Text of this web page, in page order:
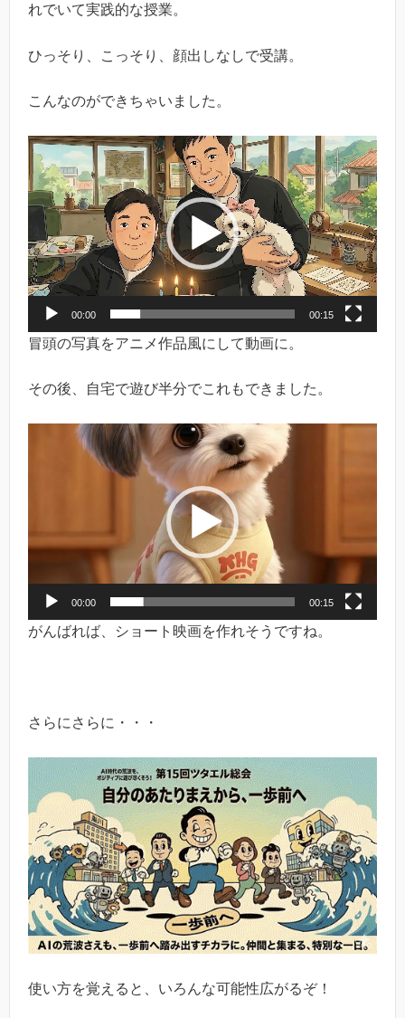
れでいて実践的な授業。
ひっそり、こっそり、顔出しなしで受講。
こんなのができちゃいました。
動
画
プ
ヤ
ー
00:00 00:15
冒頭の写真をアニメ作品風にして動画に。
その後、自宅で遊び半分でこれもできました。
ヤ
00:00 00:15
がんばれば、ショート映画を作れそうですね。
さらにさらに・・・
使い方を覚えると、いろんな可能性広がるぞ！